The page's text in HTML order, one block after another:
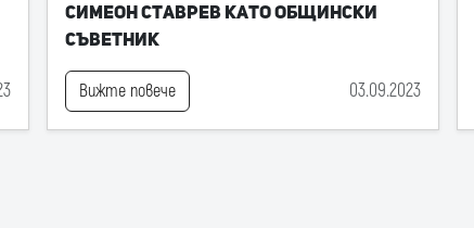
Симеон Ставрев като общински
съветник
Вижте повече 03.09.2023